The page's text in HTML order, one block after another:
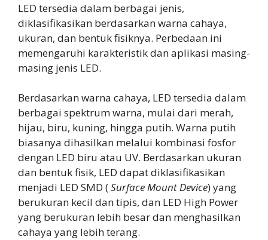
LED tersedia dalam berbagai jenis,
diklasifikasikan berdasarkan warna cahaya,
ukuran, dan bentuk fisiknya. Perbedaan ini
memengaruhi karakteristik dan aplikasi masing-
masing jenis LED.
Berdasarkan warna cahaya, LED tersedia dalam
berbagai spektrum warna, mulai dari merah,
hijau, biru, kuning, hingga putih. Warna putih
biasanya dihasilkan melalui kombinasi fosfor
dengan LED biru atau UV. Berdasarkan ukuran
dan bentuk fisik, LED dapat diklasifikasikan
menjadi LED SMD (Surface Mount Device) yang
berukuran kecil dan tipis, dan LED High Power
yang berukuran lebih besar dan menghasilkan
cahaya yang lebih terang.